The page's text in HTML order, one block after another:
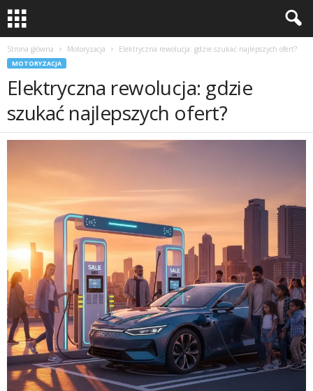
Strona główna Motoryzacja Elektryczna rewolucja: gdzie szukać najlepszych ofert?
MOTORYZACJA
Elektryczna rewolucja: gdzie
szukać najlepszych ofert?